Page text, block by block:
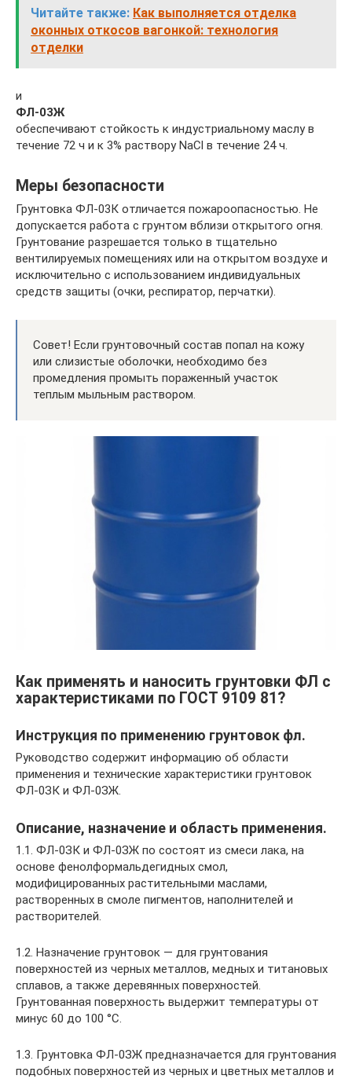
Читайте также: Как выполняется отделка
оконных откосов вагонкой: технология
отделки
и
ФЛ-03Ж
обеспечивают стойкость к индустриальному маслу в
течение 72 ч и к 3% раствору NaCl в течение 24 ч.
Меры безопасности
Грунтовка ФЛ-03К отличается пожароопасностью. Не
допускается работа с грунтом вблизи открытого огня.
Грунтование разрешается только в тщательно
вентилируемых помещениях или на открытом воздухе и
исключительно с использованием индивидуальных
средств защиты (очки, респиратор, перчатки).
Совет! Если грунтовочный состав попал на кожу
или слизистые оболочки, необходимо без
промедления промыть пораженный участок
теплым мыльным раствором.
Как применять и наносить грунтовки ФЛ с
характеристиками по ГОСТ 9109 81?
Инструкция по применению грунтовок фл.
Руководство содержит информацию об области
применения и технические характеристики грунтовок
ФЛ-0ЗК и ФЛ-0ЗЖ.
Описание, назначение и область применения.
1.1. ФЛ-0ЗК и ФЛ-0ЗЖ по состоят из смеси лака, на
основе фенолформальдегидных смол,
модифицированных растительными маслами,
растворенных в смоле пигментов, наполнителей и
растворителей.
1.2. Назначение грунтовок — для грунтования
поверхностей из черных металлов, медных и титановых
сплавов, а также деревянных поверхностей.
Грунтованная поверхность выдержит температуры от
минус 60 до 100 °С.
1.3. Грунтовка ФЛ-0ЗЖ предназначается для грунтования
подобных поверхностей из черных и цветных металлов и